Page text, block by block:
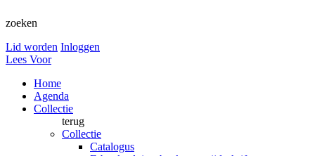
zoeken
Lid worden Inloggen
Lees Voor
Home
Agenda
Collectie
terug
Collectie
Catalogus